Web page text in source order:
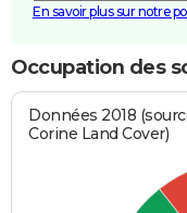
En savoir plus sur notre
Occupation des
Données 2018
Corine Land Cover)